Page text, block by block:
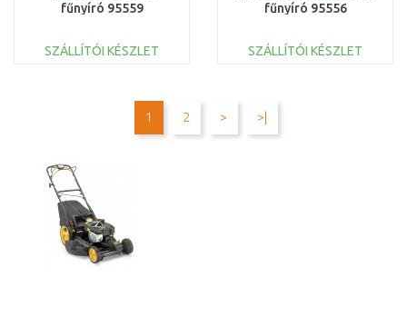
fűnyíró 95559
SZÁLLÍTÓI KÉSZLET
fűnyíró 95556
SZÁLLÍTÓI KÉSZLET
Összehasonlítás
1 2 > >|